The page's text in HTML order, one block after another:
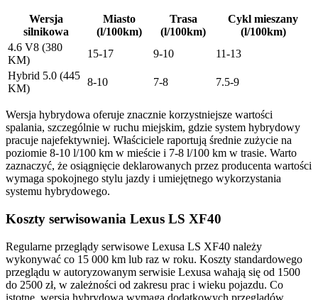
Wersja
silnikowa
Miasto
(l/100km)
Trasa
(l/100km)
Cykl mieszany
(l/100km)
4.6 V8 (380
KM)
15-17 9-10
11-13
Hybrid 5.0 (445
KM)
8-10 7-8 7.5-9
Wersja hybrydowa oferuje znacznie korzystniejsze wartości
spalania, szczególnie w ruchu miejskim, gdzie system hybrydowy
pracuje najefektywniej. Właściciele raportują średnie zużycie na
poziomie 8-10 l/100 km w mieście i 7-8 l/100 km w trasie. Warto
zaznaczyć, że osiągnięcie deklarowanych przez producenta wartości
wymaga spokojnego stylu jazdy i umiejętnego wykorzystania
systemu hybrydowego.
Koszty serwisowania Lexus LS XF40
Regularne przeglądy serwisowe Lexusa LS XF40 należy
wykonywać co 15 000 km lub raz w roku. Koszty standardowego
przeglądu w autoryzowanym serwisie Lexusa wahają się od 1500
do 2500 zł, w zależności od zakresu prac i wieku pojazdu. Co
istotne, wersja hybrydowa wymaga dodatkowych przeglądów